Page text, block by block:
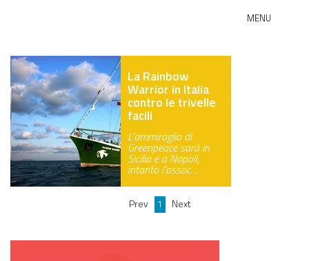
MENU
INDUSTRIA VERDE
FOOD&TRAVEL
HEALTH&WELLNESS
GREEN TECH
La Rainbow
Warrior in Italia
contro le trivelle
facili
L’ammiraglia di
Greenpeace sarà in
Sicilia e a Napoli,
intanto l’assoc…
Prev 1 Next